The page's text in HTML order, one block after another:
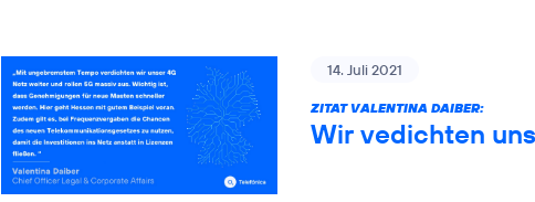
14. Juli 2021
ZITAT VALENTINA DAIBER:
Wir vedichten